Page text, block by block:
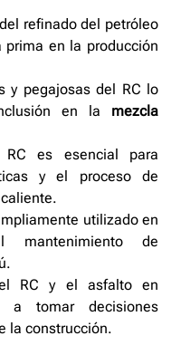
refinado del petróleo
en la producción
y pegajosas del RC lo
en la mezcla
es esencial para
y el proceso de
utilizado en
de
RC y el asfalto en
a tomar decisiones
la construcción.